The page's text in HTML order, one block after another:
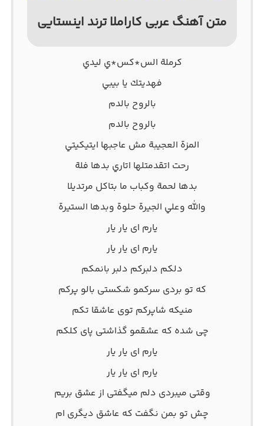
متن آهنگ عربی کاراملا ترند اینستایی
كرملة الس*كس*ي ليدي
فهديتك يا بيبي
بالروح بالدم
بالروح بالدم
المزة العجيبة مش عاجبها ايتيكيتي
رحت اتقدمتلها اتاري بدها فلة
بدها لحمة وكباب ما بتاكل مرتديلا
والله وعلي الجيرة حلوة وبدها الستيرة
یارم ای یار یار
یارم ای یار یار
دلکم دلبرکم دلبر بانمکم
که تو بردی سرکمو شکستی بالو پرکم
منیکه شاپرکم توی عاشقا تکم
چی شده که عشقمو گذاشتی پای کلکم
یارم ای یار یار
یارم ای یار یار
وقتی میبردی دلم میگفتی از عشق بریم
چش تو بمن نگفت که عاشق دیگری ام